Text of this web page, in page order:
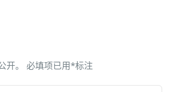
开。 必填项已用*标注